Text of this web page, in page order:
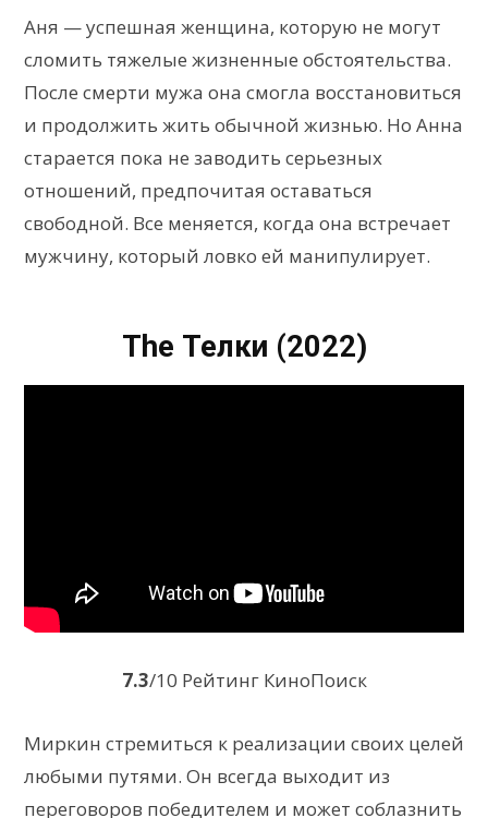
Аня — успешная женщина, которую не могут
сломить тяжелые жизненные обстоятельства.
После смерти мужа она смогла восстановиться
и продолжить жить обычной жизнью. Но Анна
старается пока не заводить серьезных
отношений, предпочитая оставаться
свободной. Все меняется, когда она встречает
мужчину, который ловко ей манипулирует.
The Телки (2022)
7.3/10 Рейтинг КиноПоиск
Миркин стремиться к реализации своих целей
любыми путями. Он всегда выходит из
переговоров победителем и может соблазнить